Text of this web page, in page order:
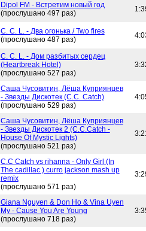
Dipol FM - Встретим новый год
(прослушано 497 раз)
C. C. L. - Два огонька / Two fires
(прослушано 487 раз)
C. C. L. - Дом разбитых сердец
(Heartbreak Hotel)
(прослушано 527 раз)
Саша Чусовитин, Лёша Куприянцев
- Звезды Дискотек (C.C. Catch)
(прослушано 529 раз)
Саша Чусовитин, Лёша Куприянцев
- Звезды Дискотек 2 (C.C.Catch -
House Of Mystic Lights)
(прослушано 521 раз)
C.C Catch vs rihanna - Only Girl (In
The cadillac ) curro jackson mash up
remix
(прослушано 571 раз)
Giana Nguyen & Don Ho & Vina Uyen
My - Cause You Are Young
(прослушано 718 раз)